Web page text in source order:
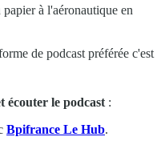
à l'aéronautique en
de podcast préférée c'est
écouter le podcast :
Bpifrance Le Hub.